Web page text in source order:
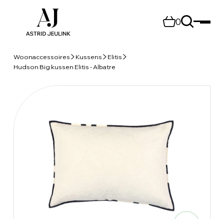
0
Woonaccessoires Kussens
Elitis
Hudson Big kussen Elitis - Albatre